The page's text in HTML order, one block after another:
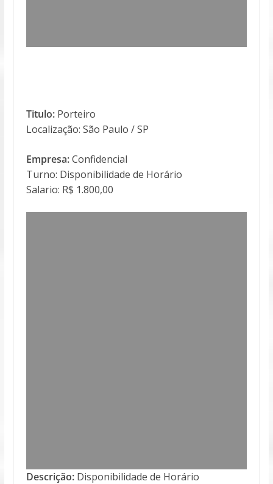
Titulo:Porteiro
Localização: São Paulo / SP
Empresa:Confidencial
Turno: Disponibilidade de Horário
Salario: R$ 1.800,00
Descrição:Disponibilidade de Horário